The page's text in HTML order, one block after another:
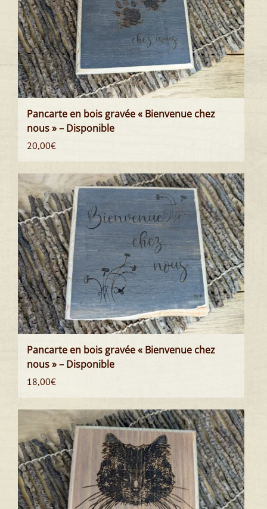
Pancarte en bois gravée « Bienvenue chez
nous » – Disponible
20,00€
Pancarte en bois gravée « Bienvenue chez
nous » – Disponible
18,00€